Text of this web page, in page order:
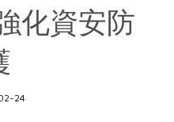
化資安防
24